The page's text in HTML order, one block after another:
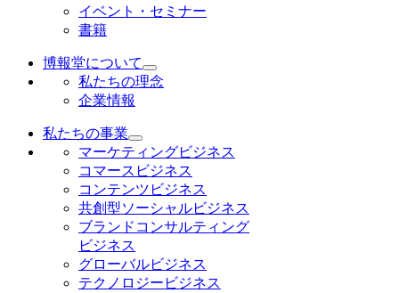
イベント・セミナー
書籍
博報堂について
私たちの理念
企業情報
私たちの事業
マーケティングビジネス
コマースビジネス
コンテンツビジネス
共創型ソーシャルビジネス
ブランドコンサルティング
ビジネス
グローバルビジネス
テクノロジービジネス